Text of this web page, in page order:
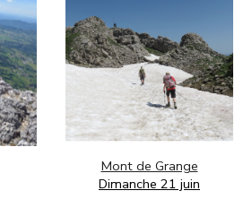
Mont de Grange
Dimanche 21 juin